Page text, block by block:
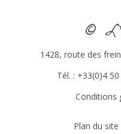
©
1428, route des
Tél. : +33(0)4
Conditions
Plan du site